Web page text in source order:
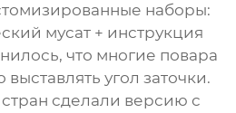
наборы:
мусат + инструкция
что многие повара
угол заточки.
сделали версию с